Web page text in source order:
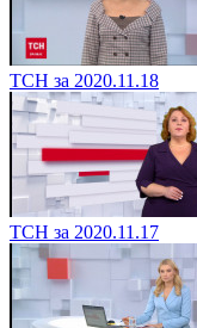
ТСН за 2020.11.18
ТСН за 2020.11.17